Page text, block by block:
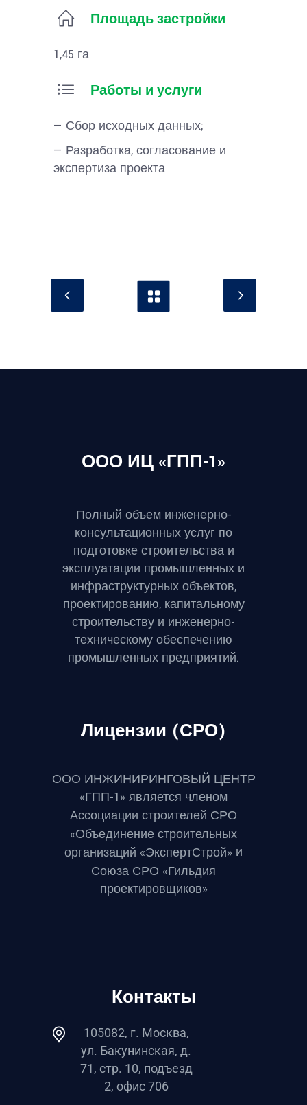
Площадь застройки
1,45 га
Работы и услуги
— Сбор исходных данных;
— Разработка, согласование и
экспертиза проекта
ООО ИЦ «ГПП-1»
Полный объем инженерно-
консультационных услуг по
подготовке строительства и
эксплуатации промышленных и
инфраструктурных объектов,
проектированию, капитальному
строительству и инженерно-
техническому обеспечению
промышленных предприятий.
Лицензии (СРО)
ООО ИНЖИНИРИНГОВЫЙ ЦЕНТР
«ГПП-1» является членом
Ассоциации строителей СРО
«Объединение строительных
организаций «ЭкспертСтрой» и
Союза СРО «Гильдия
проектировщиков»
Контакты
105082, г. Москва,
ул. Бакунинская, д.
71, стр. 10, подъезд
2, офис 706